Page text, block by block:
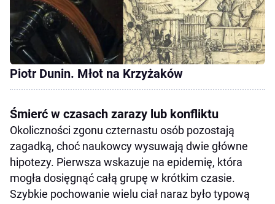
Piotr Dunin. Młot na Krzyżaków
Śmierć w czasach zarazy lub konfliktu
Okoliczności zgonu czternastu osób pozostają
zagadką, choć naukowcy wysuwają dwie główne
hipotezy. Pierwsza wskazuje na epidemię, która
mogła dosięgnąć całą grupę w krótkim czasie.
Szybkie pochowanie wielu ciał naraz było typową